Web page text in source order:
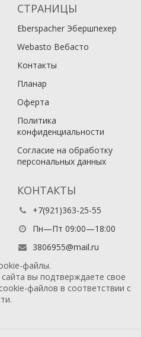
СТРАНИЦЫ
Eberspacher Эбершпехер
Webasto Вебасто
Контакты
Планар
Оферта
Политика
конфиденциальности
Согласие на обработку
персональных данных
КОНТАКТЫ
+7(921)363-25-55
Пн—Пт 09:00—18:00
3806955@mail.ru
файлы.
вы подтверждаете свое
файлов в соответствии с
.